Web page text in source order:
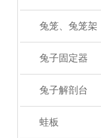
兔笼、兔笼架
兔子固定器
兔子解剖台
蛙板